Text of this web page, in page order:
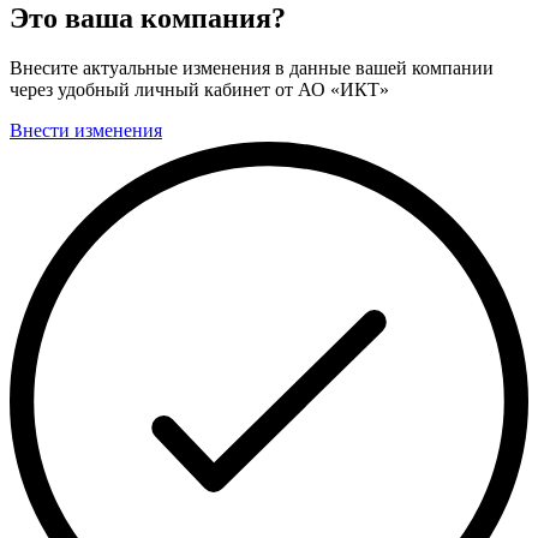
Это ваша компания?
Внесите актуальные изменения в данные вашей компании
через удобный личный кабинет от АО «ИКТ»
Внести изменения